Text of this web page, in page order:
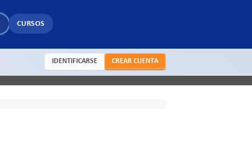
CURSOS
IDENTIFICARSE CREAR CUENTA